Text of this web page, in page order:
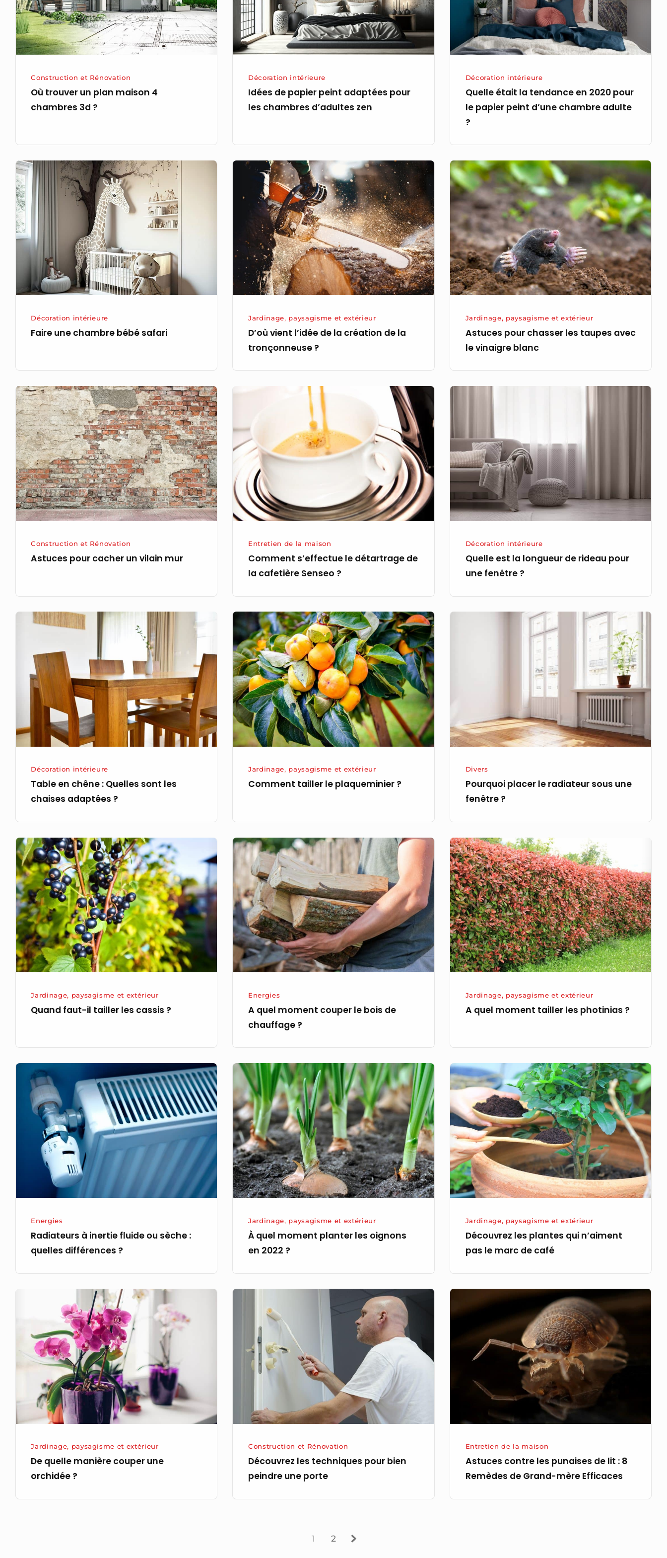
chambres 3d
?
Construction et Rénovation
Où trouver un plan maison 4
chambres 3d ?
les
chambres
d’adultes
Décoration intérieure
Idées de papier peint adaptées pour
les chambres d’adultes zen
papier
d’une
chambre
adulte
Décoration intérieure
Quelle était la tendance en 2020 pour
le papier peint d’une chambre adulte
?
Faire
une
chambre
bébé
safari
Décoration intérieure
Faire une chambre bébé safari
D’où
l’idée
création
de
la
tronçonneuse
Jardinage, paysagisme et extérieur
D’où vient l’idée de la création de la
tronçonneuse ?
Astuces
pour
chasser
les
taupes
avec
le
vinaigre
blanc
Jardinage, paysagisme et extérieur
Astuces pour chasser les taupes avec
le vinaigre blanc
Astuces
pour
cacher
un
vilain
mur
Construction et Rénovation
Astuces pour cacher un vilain mur
Comment
détartrage
de
cafetière
Senseo ?
Entretien de la maison
Comment s’effectue le détartrage de
la cafetière Senseo ?
longueur
de
rideau
pour
une
fenêtre ?
Décoration intérieure
Quelle est la longueur de rideau pour
une fenêtre ?
Table
Quelles
sont
chaises
adaptées ?
Décoration intérieure
Table en chêne : Quelles sont les
chaises adaptées ?
Comment
tailler
le
plaqueminier ?
Jardinage, paysagisme et extérieur
Comment tailler le plaqueminier ?
Divers
Pourquoi placer le radiateur sous une
fenêtre ?
Quand
faut-
il
tailler
les
cassis ?
Jardinage, paysagisme et extérieur
Quand faut-il tailler les cassis ?
A
quel
moment
couper
le
bois
de
chauffage ?
Energies
A quel moment couper le bois de
chauffage ?
A
quel
moment
tailler
les
photinias ?
Jardinage, paysagisme et extérieur
A quel moment tailler les photinias ?
Radiateurs
inertie
fluide
sèche :
quelles
différences ?
Energies
Radiateurs à inertie fluide ou sèche :
quelles différences ?
À
quel
moment
planter
les
oignons
en
2022
?
Jardinage, paysagisme et extérieur
À quel moment planter les oignons
en 2022 ?
Découvrez
les
plantes
qui
n’aiment
pas
le
marc
de
Jardinage, paysagisme et extérieur
Découvrez les plantes qui n’aiment
pas le marc de café
couper
une
orchidée
Jardinage, paysagisme et extérieur
De quelle manière couper une
orchidée ?
techniques
bien
peindre
Construction et Rénovation
Découvrez les techniques pour bien
peindre une porte
Astuces
contre
punaises
Remèdes
Grand-
mère
Efficaces
Entretien de la maison
Astuces contre les punaises de lit : 8
Remèdes de Grand-mère Efficaces
Page
1 Page
2 Next